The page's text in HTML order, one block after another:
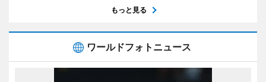
もっと見る
ワールドフォトニュース